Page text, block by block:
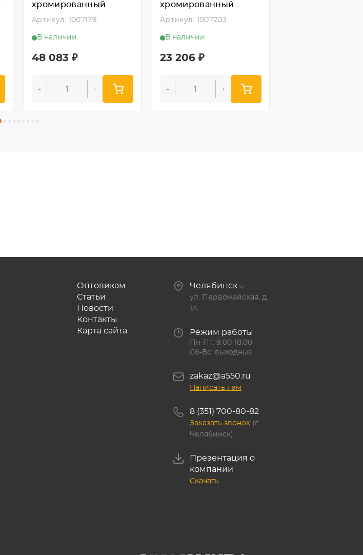
хромированный
каркас,
отжим RMP790,
Артикул: 1007179
В наличии
48 083 ₽
- +
хромированный
каркас, пластиковый
СК 753
Артикул: 1007203
В наличии
23 206 ₽
- +
Оптовикам
Статьи
Новости
Контакты
Карта сайта
Челябинск
ул. Первомайская, д.
1А
Режим работы
Пн-Пт: 9:00-18:00
Сб-Вс: выходные
zakaz@a550.ru
Написать нам
8 (351) 700-80-82
Заказать звонок (г.
Челябинск)
Презентация о
компании
Скачать